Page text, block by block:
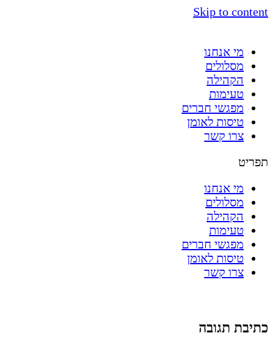
Skip to content
מי אנחנו
מסלולים
הקהילה
טעימות
מפגשי חברים
טיסות לאומן
צרו קשר
תפריט
מי אנחנו
מסלולים
הקהילה
טעימות
מפגשי חברים
טיסות לאומן
צרו קשר
כתיבת תגובה